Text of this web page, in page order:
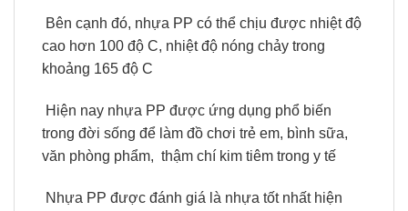
️ Bên cạnh đó, nhựa PP có thể chịu được nhiệt độ
cao hơn 100 độ C, nhiệt độ nóng chảy trong
khoảng 165 độ C
️ Hiện nay nhựa PP được ứng dụng phổ biến
trong đời sống để làm đồ chơi trẻ em, bình sữa,
văn phòng phẩm, thậm chí kim tiêm trong y tế
️ Nhựa PP được đánh giá là nhựa tốt nhất hiện